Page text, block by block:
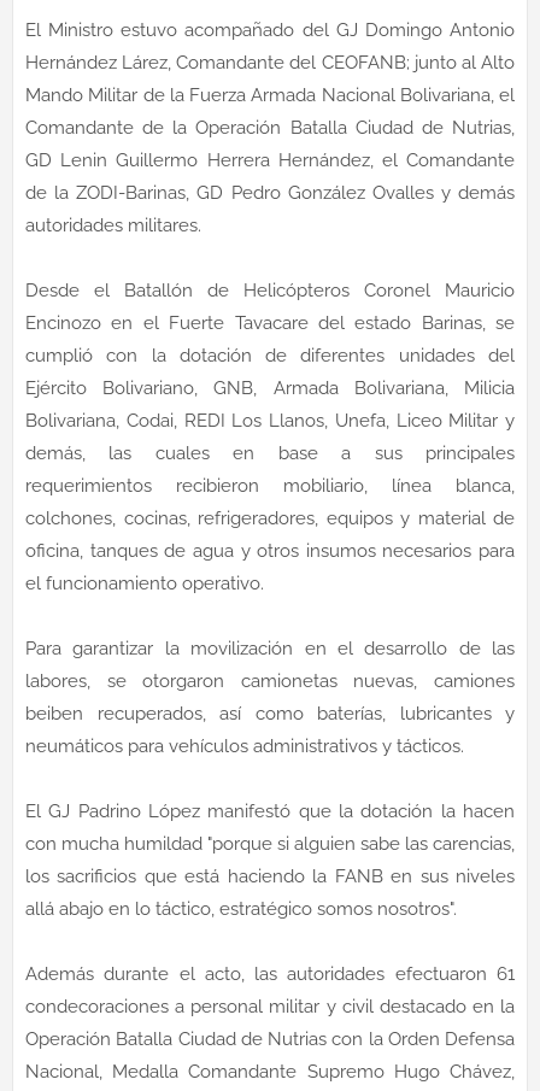
El Ministro estuvo acompañado del GJ Domingo Antonio
Hernández Lárez, Comandante del CEOFANB; junto al Alto
Mando Militar de la Fuerza Armada Nacional Bolivariana, el
Comandante de la Operación Batalla Ciudad de Nutrias,
GD Lenin Guillermo Herrera Hernández, el Comandante
de la ZODI-Barinas, GD Pedro González Ovalles y demás
autoridades militares.
Desde el Batallón de Helicópteros Coronel Mauricio
Encinozo en el Fuerte Tavacare del estado Barinas, se
cumplió con la dotación de diferentes unidades del
Ejército Bolivariano, GNB, Armada Bolivariana, Milicia
Bolivariana, Codai, REDI Los Llanos, Unefa, Liceo Militar y
demás, las cuales en base a sus principales
requerimientos recibieron mobiliario, línea blanca,
colchones, cocinas, refrigeradores, equipos y material de
oficina, tanques de agua y otros insumos necesarios para
el funcionamiento operativo.
Para garantizar la movilización en el desarrollo de las
labores, se otorgaron camionetas nuevas, camiones
beiben recuperados, así como baterías, lubricantes y
neumáticos para vehículos administrativos y tácticos.
El GJ Padrino López manifestó que la dotación la hacen
con mucha humildad "porque si alguien sabe las carencias,
los sacrificios que está haciendo la FANB en sus niveles
allá abajo en lo táctico, estratégico somos nosotros".
Además durante el acto, las autoridades efectuaron 61
condecoraciones a personal militar y civil destacado en la
Operación Batalla Ciudad de Nutrias con la Orden Defensa
Nacional, Medalla Comandante Supremo Hugo Chávez,